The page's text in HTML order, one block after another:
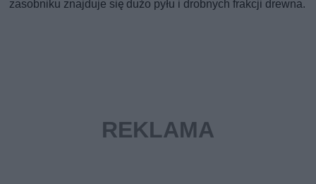
zasobniku znajduje się dużo pyłu i drobnych frakcji drewna.